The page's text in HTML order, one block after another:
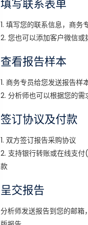
填写联系表单
1. 填写您的联系信息，商务
2. 您也可以添加客户微信或
查看报告样本
1. 商务专员给您发送报告样
2. 分析师也可以根据您的
签订协议及付款
1. 双方签订报告采购协议
2. 支持银行转账或在线支
款
呈交报告
分析师发送报告到您的邮箱